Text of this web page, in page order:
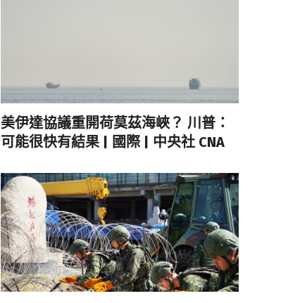
美伊達協議重開荷莫茲海峽？ 川普：
可能很快有結果 | 國際 | 中央社 CNA